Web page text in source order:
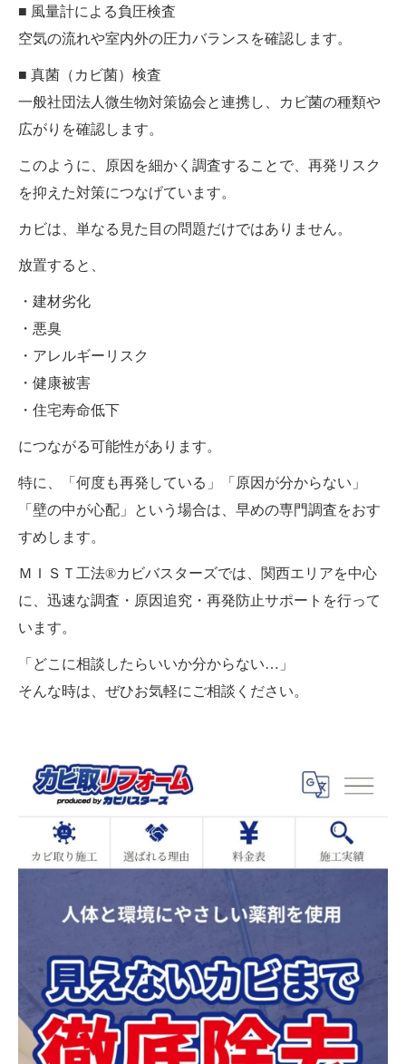
■ 風量計による負圧検査
空気の流れや室内外の圧力バランスを確認します。
■ 真菌（カビ菌）検査
一般社団法人微生物対策協会と連携し、カビ菌の種類や
広がりを確認します。
このように、原因を細かく調査することで、再発リスク
を抑えた対策につなげています。
カビは、単なる見た目の問題だけではありません。
放置すると、
・建材劣化
・悪臭
・アレルギーリスク
・健康被害
・住宅寿命低下
につながる可能性があります。
特に、「何度も再発している」「原因が分からない」
「壁の中が心配」という場合は、早めの専門調査をおす
すめします。
ＭＩＳＴ工法®カビバスターズでは、関西エリアを中心
に、迅速な調査・原因追究・再発防止サポートを行って
います。
「どこに相談したらいいか分からない…」
そんな時は、ぜひお気軽にご相談ください。